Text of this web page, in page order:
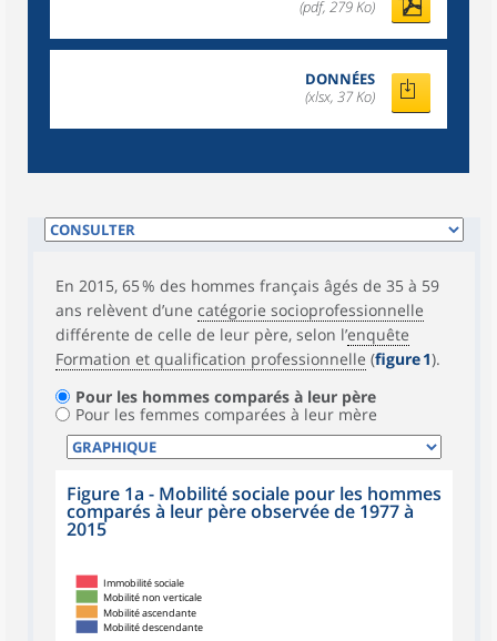
(pdf, 279 Ko)
DONNÉES
(xlsx, 37 Ko)
En 2015, 65 % des hommes français âgés de 35 à 59
ans relèvent d’une catégorie socioprofessionnelle
différente de celle de leur père, selon l’enquête
Formation et qualification professionnelle (figure 1).
Pour les hommes comparés à leur père
Pour les femmes comparées à leur mère
Figure 1a - Mobilité sociale pour les hommes
comparés à leur père observée de 1977 à
2015
Mobilité descendante
Mobilité ascendante
Mobilité non verticale
Immobilité sociale